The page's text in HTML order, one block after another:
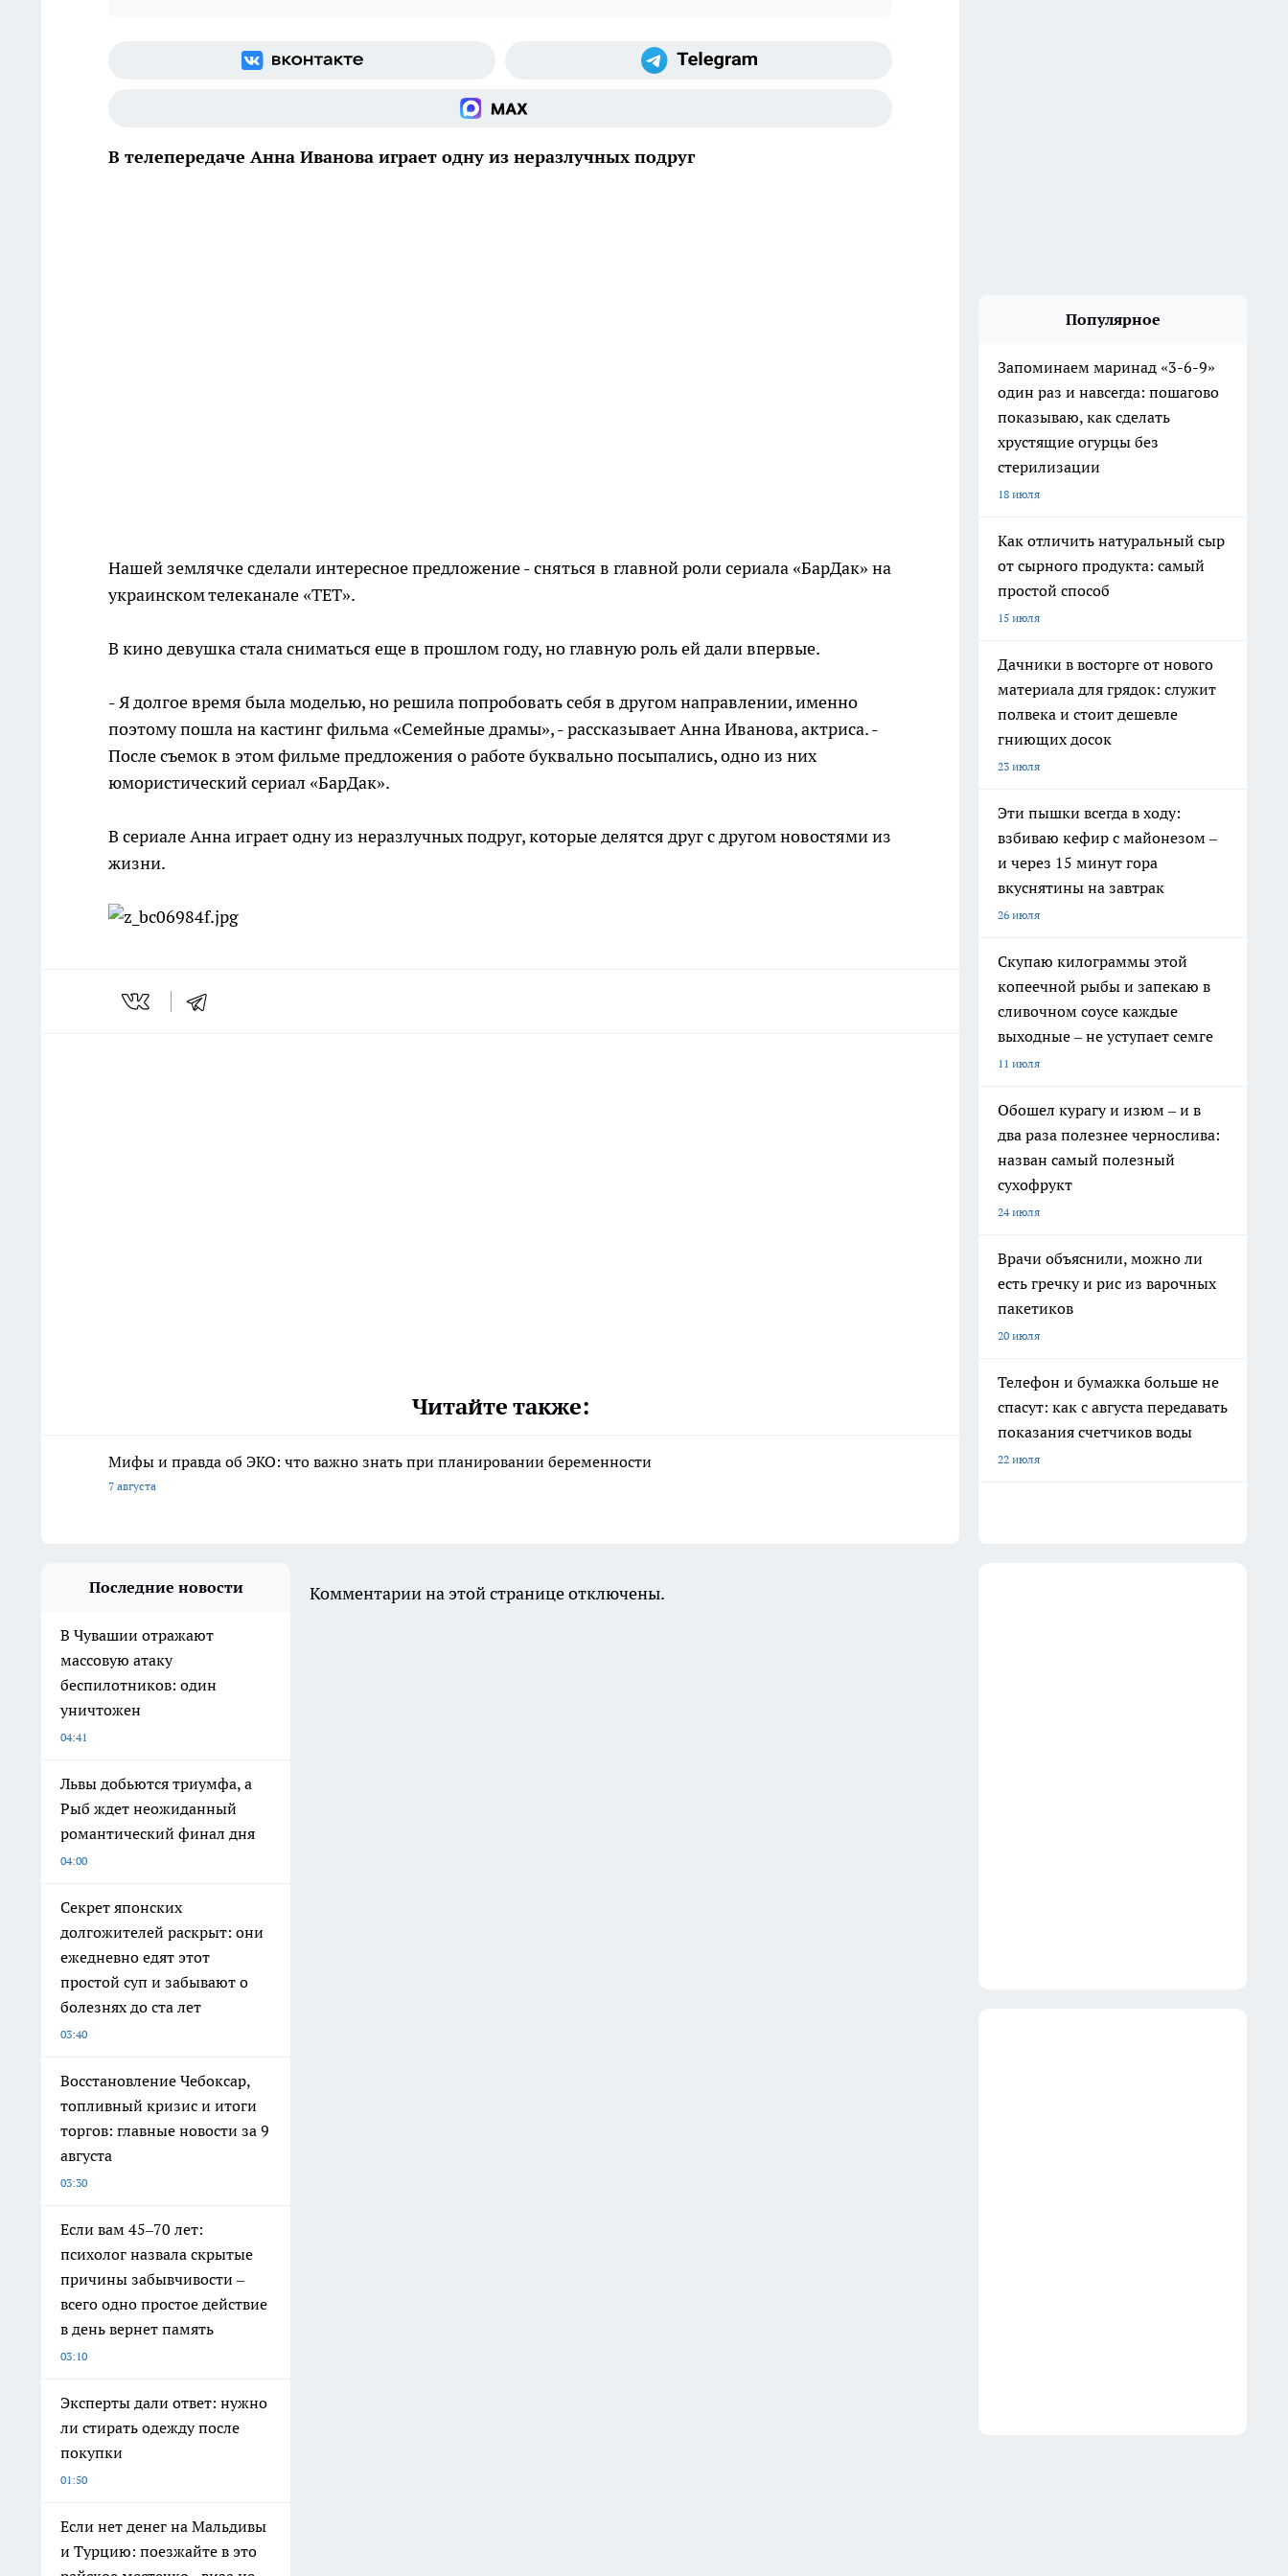
В телепередаче Анна Иванова играет одну из неразлучных подруг
Нашей землячке сделали интересное предложение - сняться в главной роли сериала «БарДак» на
украинском телеканале «ТЕТ».
В кино девушка стала сниматься еще в прошлом году, но главную роль ей дали впервые.
- Я долгое время была моделью, но решила попробовать себя в другом направлении, именно
поэтому пошла на кастинг фильма «Семейные драмы», - рассказывает Анна Иванова, актриса. -
После съемок в этом фильме предложения о работе буквально посыпались, одно из них
юмористический сериал «БарДак».
В сериале Анна играет одну из неразлучных подруг, которые делятся друг с другом новостями из
жизни.
Читайте также:
Мифы и правда об ЭКО: что важно знать при планировании беременности
7 августа
Популярное
Запоминаем маринад «3-6-9»
один раз и навсегда: пошагово
показываю, как сделать
хрустящие огурцы без
стерилизации
18 июля
Как отличить натуральный сыр
от сырного продукта: самый
простой способ
15 июля
Дачники в восторге от нового
материала для грядок: служит
полвека и стоит дешевле
гниющих досок
23 июля
Эти пышки всегда в ходу:
взбиваю кефир с майонезом –
и через 15 минут гора
вкуснятины на завтрак
26 июля
Скупаю килограммы этой
копеечной рыбы и запекаю в
сливочном соусе каждые
выходные – не уступает семге
11 июля
Обошел курагу и изюм – и в
два раза полезнее чернослива:
назван самый полезный
сухофрукт
24 июля
Врачи объяснили, можно ли
есть гречку и рис из варочных
пакетиков
20 июля
Телефон и бумажка больше не
спасут: как с августа передавать
показания счетчиков воды
22 июля
Последние новости
В Чувашии отражают
массовую атаку
беспилотников: один
уничтожен
04:41
Львы добьются триумфа, а
Рыб ждет неожиданный
романтический финал дня
04:00
Секрет японских
долгожителей раскрыт: они
ежедневно едят этот
простой суп и забывают о
болезнях до ста лет
03:40
Восстановление Чебоксар,
топливный кризис и итоги
торгов: главные новости за 9
августа
03:30
Если вам 45–70 лет:
психолог назвала скрытые
причины забывчивости –
всего одно простое действие
в день вернет память
03:10
Эксперты дали ответ: нужно
ли стирать одежду после
покупки
01:50
Если нет денег на Мальдивы
и Турцию: поезжайте в это
Комментарии на этой странице отключены.